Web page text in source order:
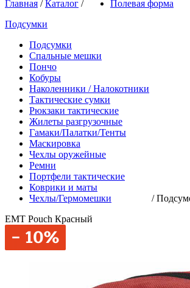
Главная /Каталог /
Полевая форма
Подсумки
Подсумки
Спальные мешки
Пончо
Кобуры
Наколенники / Налокотники
Тактические сумки
Рюкзаки тактические
Жилеты разгрузочные
Гамаки/Палатки/Тенты
Маскировка
Чехлы оружейные
Ремни
Портфели тактические
Коврики и маты
Чехлы/Гермомешки
/
EMT Pouch Красный